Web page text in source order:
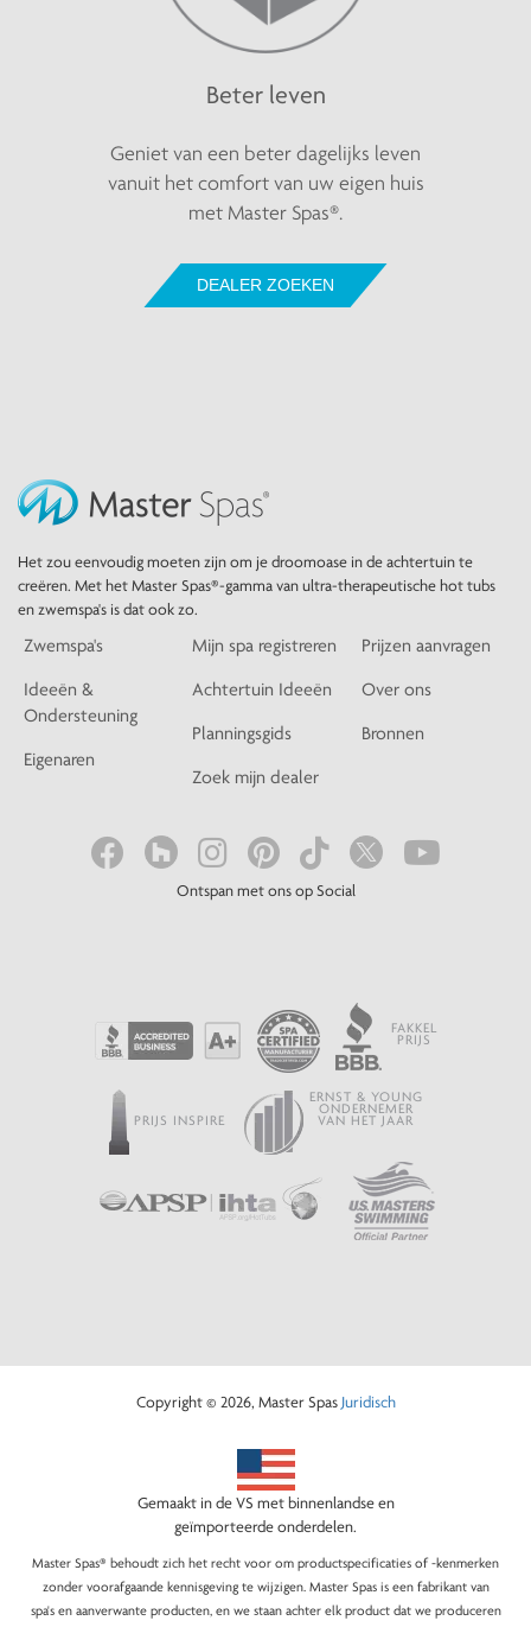
Beter leven
Geniet van een beter dagelijks leven
vanuit het comfort van uw eigen huis
met Master Spas®.
DEALER ZOEKEN
Het zou eenvoudig moeten zijn om je droomoase in de achtertuin te
creëren. Met het Master Spas®-gamma van ultra-therapeutische hot tubs
en zwemspa's is dat ook zo.
Zwemspa's
Ideeën &
Ondersteuning
Eigenaren
Mijn spa registreren
Achtertuin Ideeën
Planningsgids
Zoek mijn dealer
Prijzen aanvragen
Over ons
Bronnen
Ontspan met ons op Social
FAKKEL
PRIJS
PRIJS INSPIRE
ERNST & YOUNG
ONDERNEMER
VAN HET JAAR
Copyright © 2026, Master SpasJuridisch
Gemaakt in de VS met binnenlandse en
geïmporteerde onderdelen.
Master Spas® behoudt zich het recht voor om productspecificaties of -kenmerken
zonder voorafgaande kennisgeving te wijzigen. Master Spas is een fabrikant van
spa's en aanverwante producten, en we staan achter elk product dat we produceren